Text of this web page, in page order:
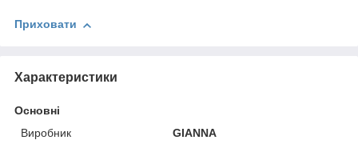
Приховати
Характеристики
Основні
Виробник
GIANNA